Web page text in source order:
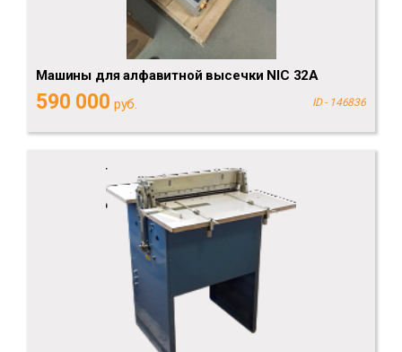
Машины для алфавитной высечки NIC 32A
590 000 руб. ID - 146836